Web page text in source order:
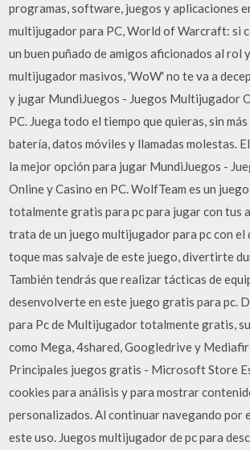
programas, software, juegos y aplicaciones
multijugador para PC, World of Warcraft: si
un buen puñado de amigos aficionados al rol
multijugador masivos, 'WoW' no te va a
y jugar MundiJuegos - Juegos Multijugador
PC. Juega todo el tiempo que quieras, sin
batería, datos móviles y llamadas molestas.
la mejor opción para jugar MundiJuegos -
Online y Casino en PC. WolfTeam es un
totalmente gratis para pc para jugar con tus
trata de un juego multijugador para pc con el
toque mas salvaje de este juego, divertirte
También tendrás que realizar tácticas de
desenvolverte en este juego gratis para pc.
para Pc de Multijugador totalmente gratis,
como Mega, 4shared, Googledrive y
Principales juegos gratis - Microsoft Store
cookies para análisis y para mostrar
personalizados. Al continuar navegando por
este uso. Juegos multijugador de pc para